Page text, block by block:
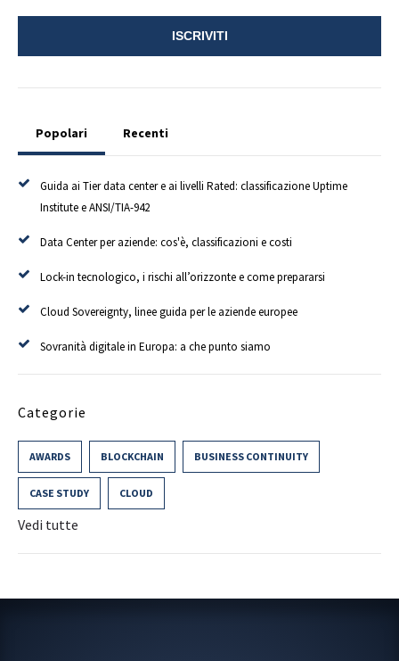
Popolari Recenti
Guida ai Tier data center e ai livelli Rated: classificazione Uptime
Institute e ANSI/TIA-942
Data Center per aziende: cos'è, classificazioni e costi
Lock-in tecnologico, i rischi all’orizzonte e come prepararsi
Cloud Sovereignty, linee guida per le aziende europee
Sovranità digitale in Europa: a che punto siamo
Categorie
AWARDS BLOCKCHAIN BUSINESS CONTINUITY
CASE STUDY CLOUD
Vedi tutte